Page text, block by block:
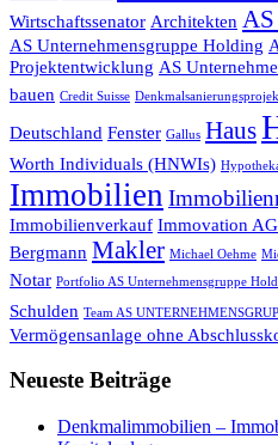
Wirtschaftssenator Architekten
AS Unternehmensgruppe Holding
Projektentwicklung AS
bauen Credit Suisse
Deutschland Fenster Gallus Haus
Worth Individuals (HNWIs)
Immobilien
Immobilienverkauf Immovation AG
Bergmann Makler Michael Oehme
Notar Portfolio AS Unternehmensgruppe
Schulden Team AS
Vermögensanlage ohne
Neueste Beiträge
Denkmalimmobilien –